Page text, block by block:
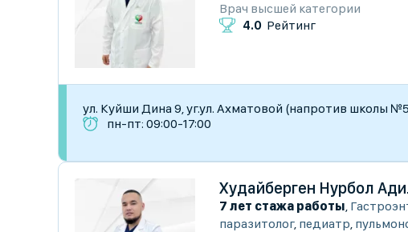
Врач высшей категории
4.0 Рейтинг
ул. Куйши Дина 9, уг.ул. Ахматовой (напротив школы
пн-пт: 09:00-17:00
Худайберген Нурбол
7 лет стажа работы
паразитолог, педиатр